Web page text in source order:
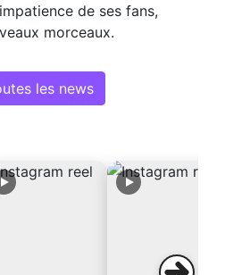
de ses fans,
morceaux.
les news